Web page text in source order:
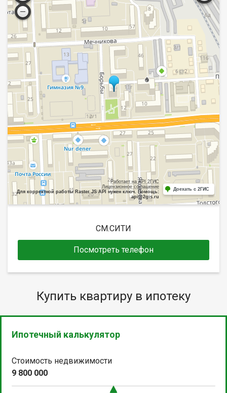
Работает на API 2ГИС
Лицензионное соглашение
Для корректной работы Raster JS API нужен ключ. Помощь:
api@2gis.ru
Доехать с 2ГИС
СМ.СИТИ
Посмотреть телефон
Купить квартиру в ипотеку
Ипотечный калькулятор
Стоимость недвижимости
9 800 000